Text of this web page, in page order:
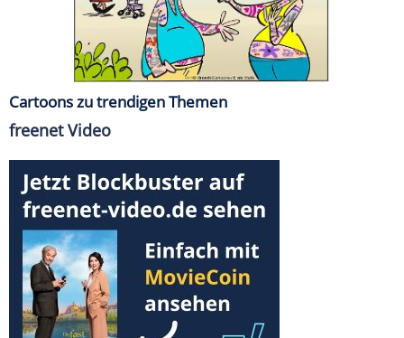
Cartoons zu trendigen Themen
freenet Video